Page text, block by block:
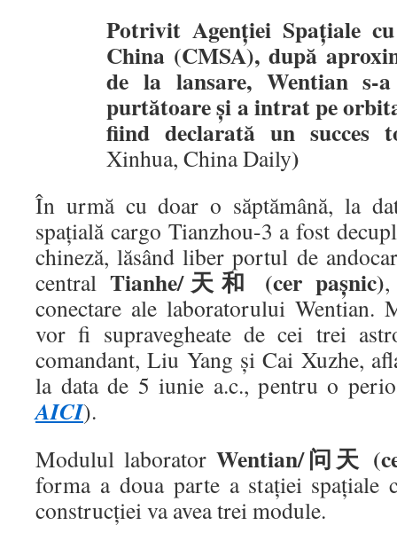
Potrivit Agenției Spațiale
China (CMSA), după
de la lansare, Wentian s-
purtătoare și a intrat pe
fiind declarată un succes
Xinhua, China Daily)
În urmă cu doar o săptămână, la
spațială cargo Tianzhou-3 a fost
chineză, lăsând liber portul de
central Tianhe/天和 (cer pașnic),
conectare ale laboratorului Wentian.
vor fi supravegheate de cei trei
comandant, Liu Yang și Cai Xuzhe,
la data de 5 iunie a.c., pentru o
AICI).
Modulul laborator Wentian/问天
forma a doua parte a stației spațiale
construcției va avea trei module.